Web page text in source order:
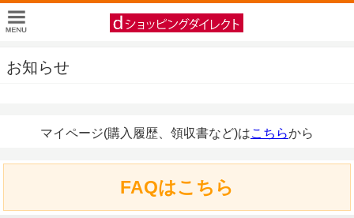
お知らせ
マイページ(購入履歴、領収書など)はこちらから
FAQはこちら